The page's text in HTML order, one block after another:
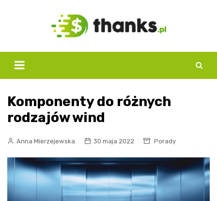
Komponenty do różnych
rodzajów wind
Anna Mierzejewska 30 maja 2022 Porady